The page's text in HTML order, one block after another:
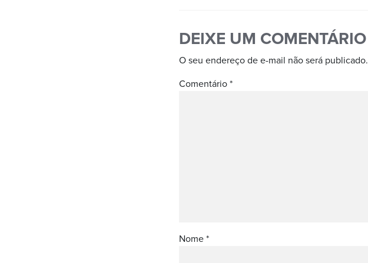
DEIXE UM COMENTÁRIO
O seu endereço de e-mail não será publicado.
Comentário *
Nome *